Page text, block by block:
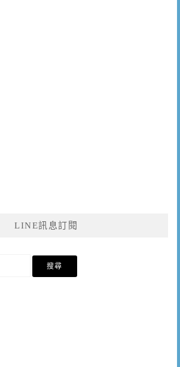
LINE訊息訂閱